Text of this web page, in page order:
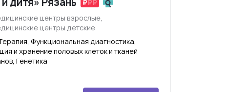
центры взрослые,
центры детские
Функциональная диагностика,
и хранение половых клеток и тканей
Генетика